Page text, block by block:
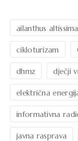
ailanthus altissima
cikloturizam
dhmz dječji
električna
informativna
javna rasprava